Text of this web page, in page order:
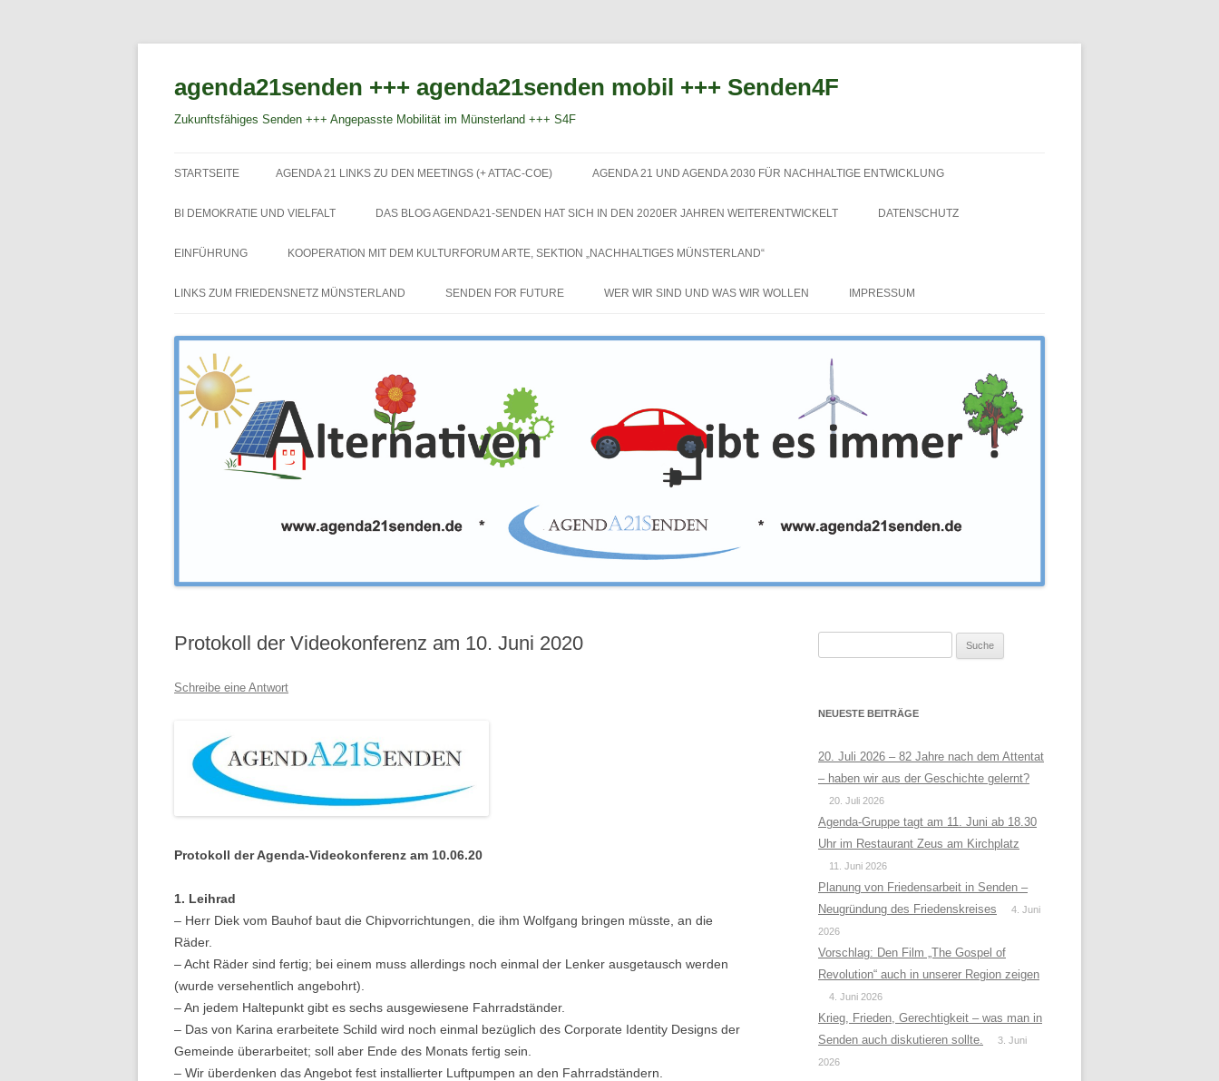
agenda21senden +++ agenda21senden mobil +++ Senden4F
Zukunftsfähiges Senden +++ Angepasste Mobilität im Münsterland +++ S4F
Inhalt
STARTSEITE AGENDA 21 LINKS ZU DEN MEETINGS (+ ATTAC-COE) AGENDA 21 UND AGENDA 2030 FÜR NACHHALTIGE ENTWICKLUNG
BI DEMOKRATIE UND VIELFALT DAS BLOG AGENDA21-SENDEN HAT SICH IN DEN 2020ER JAHREN WEITERENTWICKELT DATENSCHUTZ
EINFÜHRUNG KOOPERATION MIT DEM KULTURFORUM ARTE, SEKTION „NACHHALTIGES MÜNSTERLAND“
LINKS ZUM FRIEDENSNETZ MÜNSTERLAND SENDEN FOR FUTURE WER WIR SIND UND WAS WIR WOLLEN IMPRESSUM
Protokoll der Videokonferenz am 10. Juni 2020
Schreibe eine Antwort
Protokoll der Agenda-Videokonferenz am 10.06.20
1. Leihrad
– Herr Diek vom Bauhof baut die Chipvorrichtungen, die ihm Wolfgang bringen müsste, an die
Räder.
– Acht Räder sind fertig; bei einem muss allerdings noch einmal der Lenker ausgetausch werden
(wurde versehentlich angebohrt).
– An jedem Haltepunkt gibt es sechs ausgewiesene Fahrradständer.
– Das von Karina erarbeitete Schild wird noch einmal bezüglich des Corporate Identity Designs der
Gemeinde überarbeitet; soll aber Ende des Monats fertig sein.
– Wir überdenken das Angebot fest installierter Luftpumpen an den Fahrradständern.
NEUESTE BEITRÄGE
20. Juli 2026 – 82 Jahre nach dem Attentat
– haben wir aus der Geschichte gelernt?
20. Juli 2026
Agenda-Gruppe tagt am 11. Juni ab 18.30
Uhr im Restaurant Zeus am Kirchplatz
11. Juni 2026
Planung von Friedensarbeit in Senden –
Neugründung des Friedenskreises
4. Juni
2026
Vorschlag: Den Film „The Gospel of
Revolution“ auch in unserer Region zeigen
4. Juni 2026
Krieg, Frieden, Gerechtigkeit – was man in
Senden auch diskutieren sollte.
3. Juni
2026